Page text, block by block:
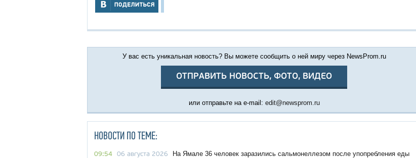
У вас есть уникальная новость? Вы можете сообщить о ней миру через NewsProm.ru
ОТПРАВИТЬ НОВОСТЬ, ФОТО, ВИДЕО
или отправьте на e-mail: edit@newsprom.ru
НОВОСТИ ПО ТЕМЕ:
09:54 06 августа 2026
На Ямале 36 человек заразились сальмонеллезом после упопребления еды